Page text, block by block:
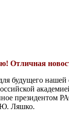
Отличная
будущего нашей
президентом
Ляшко.